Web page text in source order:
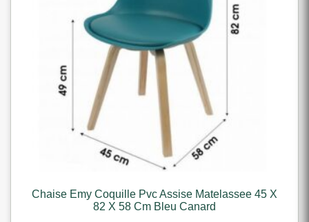
Chaise Emy Coquille Pvc Assise Matelassee 45 X
82 X 58 Cm Bleu Canard